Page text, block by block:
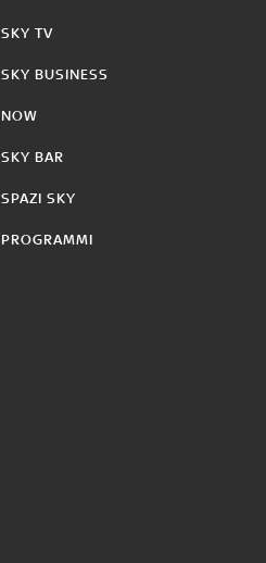
SKY TV
SKY BUSINESS
NOW
SKY BAR
SPAZI SKY
PROGRAMMI